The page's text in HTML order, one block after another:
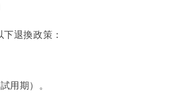
退換政策：
試用期）。